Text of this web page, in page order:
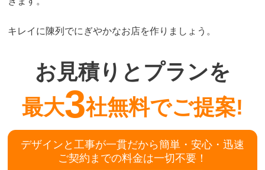
キレイに陳列でにぎやかなお店を作りましょう。
お見積りとプランを
最大3社無料でご提案!
デザインと工事が一貫だから簡単・安心・迅速
ご契約までの料金は一切不要！